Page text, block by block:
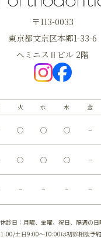
〒113-0033
東京都文京区本郷1-33-6
へミニスⅡビル 2階
火 水 木 金
◯ ◯ ◯ −
◯ ◯ ◯ −
− − − −
休診日：月曜、金曜、祝日、隔週の日
土日9:00～10:00は初診相談予約